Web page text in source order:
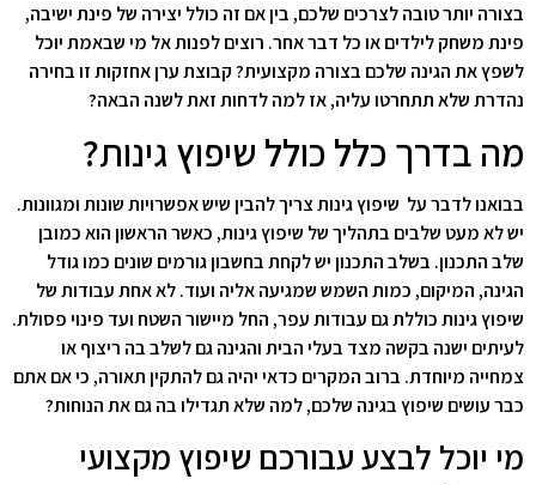
בצורה יותר טובה לצרכים שלכם, בין אם זה כולל יצירה של פינת ישיבה,
פינת משחק לילדים או כל דבר אחר. רוצים לפנות אל מי שבאמת יוכל
לשפץ את הגינה שלכם בצורה מקצועית? קבוצת ערן אחזקות זו בחירה
נהדרת שלא תתחרטו עליה, אז למה לדחות זאת לשנה הבאה?
מה בדרך כלל כולל שיפוץ גינות?
בבואנו לדבר על שיפוץ גינות צריך להבין שיש אפשרויות שונות ומגוונות.
יש לא מעט שלבים בתהליך של שיפוץ גינות, כאשר הראשון הוא כמובן
שלב התכנון. בשלב התכנון יש לקחת בחשבון גורמים שונים כמו גודל
הגינה, המיקום, כמות השמש שמגיעה אליה ועוד. לא אחת עבודות של
שיפוץ גינות כוללת גם עבודות עפר, החל מיישור השטח ועד פינוי פסולת.
לעיתים ישנה בקשה מצד בעלי הבית והגינה גם לשלב בה ריצוף או
צמחייה מיוחדת. ברוב המקרים כדאי יהיה גם להתקין תאורה, כי אם אתם
כבר עושים שיפוץ בגינה שלכם, למה שלא תגדילו בה גם את הנוחות?
מי יוכל לבצע עבורכם שיפוץ מקצועי